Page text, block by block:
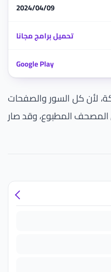
2024/04/09
تحميل برامج مجانا
Google Play
لأن كل السور والصفحات
المصحف المطبوع، وقد صار